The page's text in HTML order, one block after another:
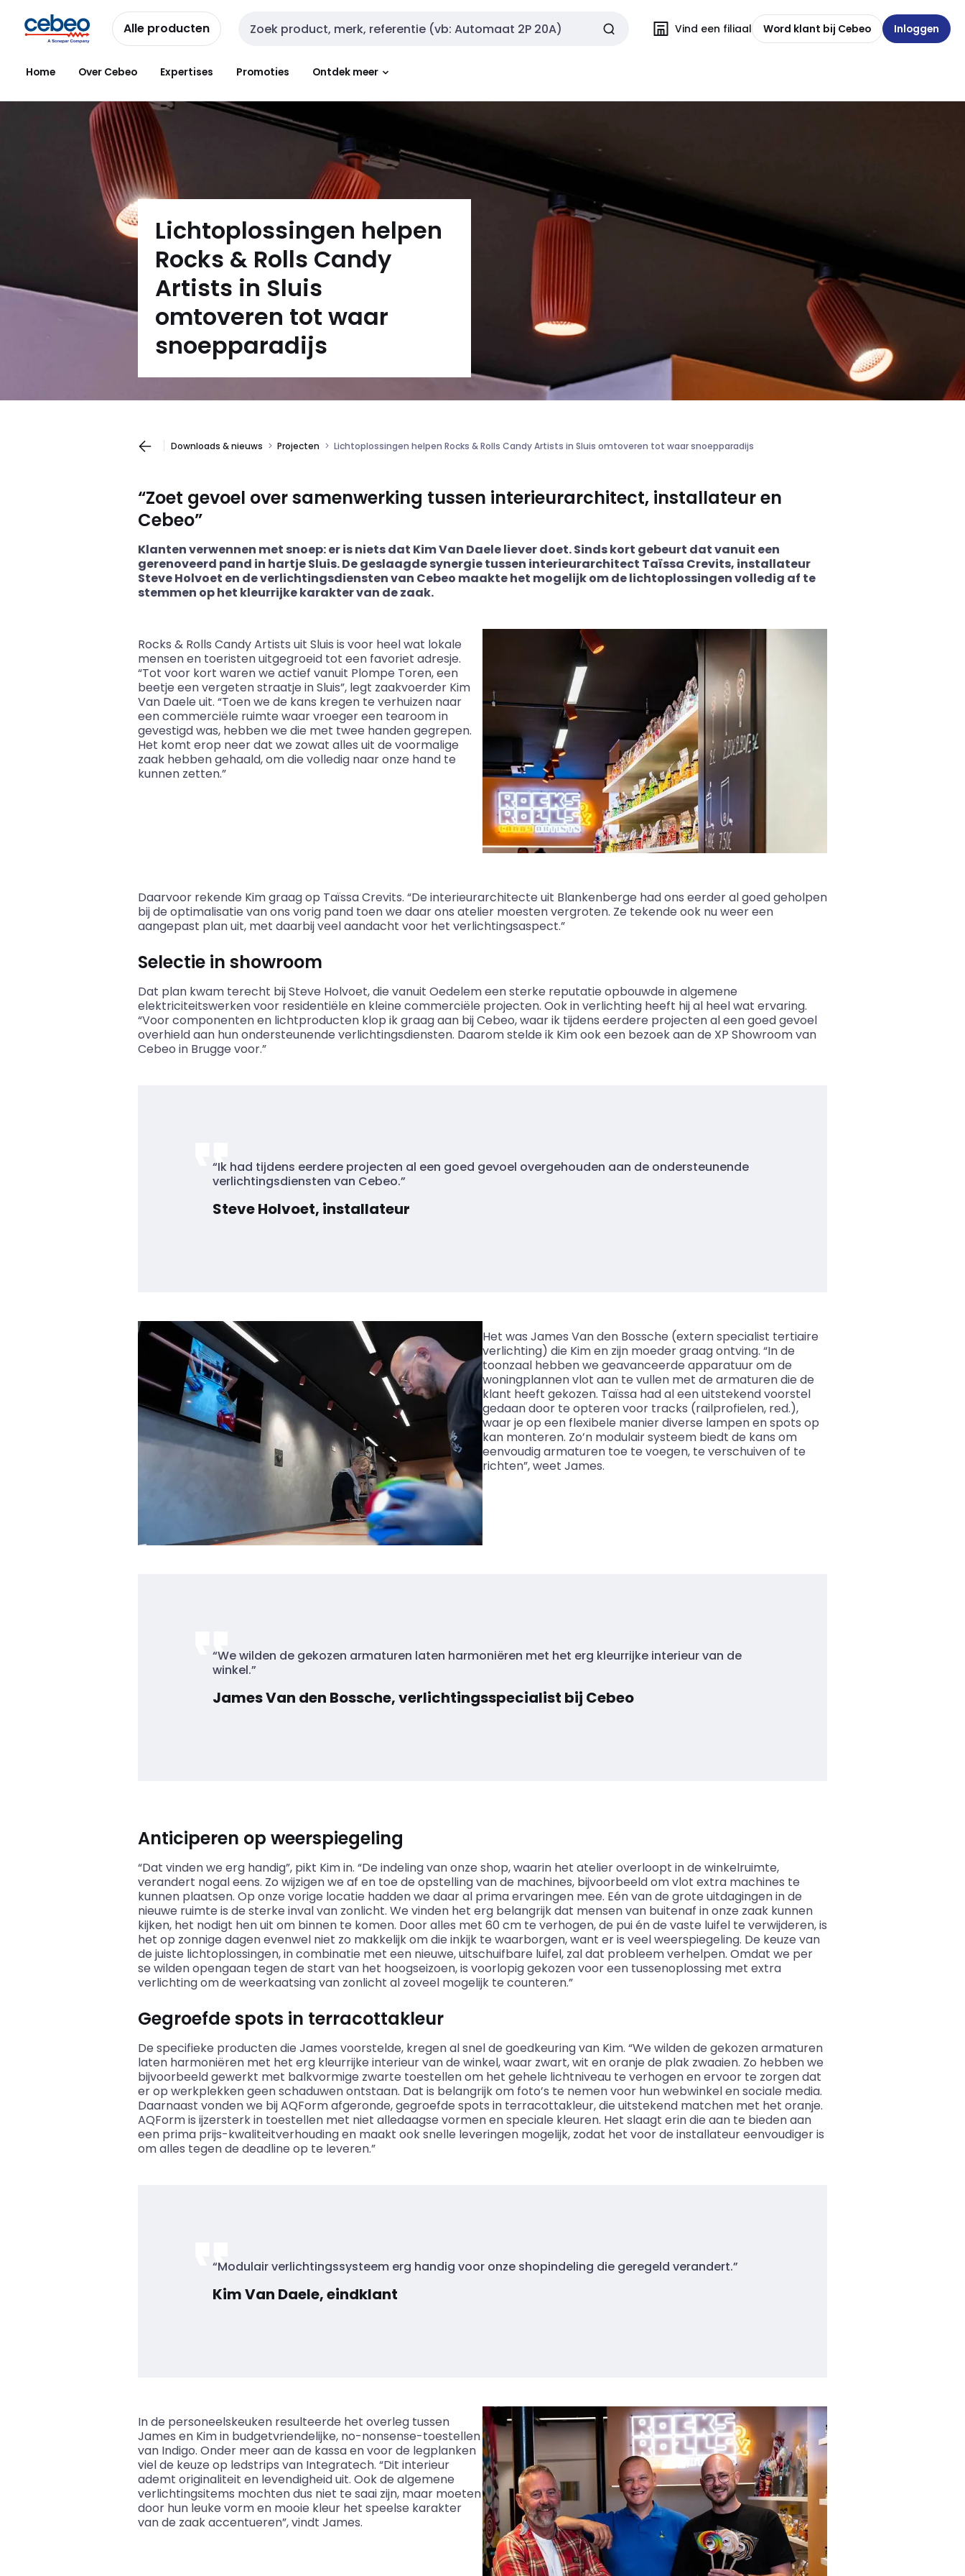
naar
navigatie
naar
inhoud
Alle producten Zoekveld invoer Vind een filiaal Word klant bij Cebeo Inloggen
Home Over Cebeo Expertises Promoties Ontdek meer
Lichtoplossingen helpen
Rocks & Rolls Candy
Artists in Sluis
omtoveren tot waar
snoepparadijs
Downloads & nieuws Projecten Lichtoplossingen helpen Rocks & Rolls Candy Artists in Sluis omtoveren tot waar snoepparadijs
“Zoet gevoel over samenwerking tussen interieurarchitect, installateur en
Cebeo”
Klanten verwennen met snoep: er is niets dat Kim Van Daele liever doet. Sinds kort gebeurt dat vanuit een
gerenoveerd pand in hartje Sluis. De geslaagde synergie tussen interieurarchitect Taïssa Crevits, installateur
SteveHolvoet en de verlichtingsdiensten van Cebeo maakte het mogelijk om de lichtoplossingen volledig af te
stemmen op het kleurrijke karakter van de zaak.
Rocks & Rolls CandyArtists uit Sluis is voor heel wat lokale
mensen en toeristen uitgegroeid tot een favoriet adresje.
“Tot voor kort waren we actief vanuit Plompe Toren, een
beetje een vergeten straatje in Sluis”, legt zaakvoerder Kim
Van Daele uit. “Toen we de kans kregen te verhuizen naar
een commerciële ruimte waar vroeger een tearoom in
gevestigd was, hebben we die met twee handen gegrepen.
Het komt erop neer dat we zowat alles uit de voormalige
zaak hebben gehaald, om die volledig naar onze hand te
kunnen zetten.”
Daarvoor rekende Kim graag op TaïssaCrevits. “De interieurarchitecte uit Blankenberge had ons eerder al goed geholpen
bij de optimalisatie van ons vorig pand toen we daar ons atelier moesten vergroten. Ze tekende ook nu weer een
aangepast plan uit, met daarbij veel aandacht voor het verlichtingsaspect.”
Selectie in showroom
Dat plan kwam terecht bij Steve Holvoet, die vanuit Oedelemeen sterke reputatie opbouwde in algemene
elektriciteitswerken voor residentiële en kleine commerciële projecten. Ook in verlichting heeft hij al heel wat ervaring.
“Voor componenten en lichtproducten klop ik graag aan bijCebeo, waar ik tijdens eerdere projecten al een goed gevoel
overhield aan hun ondersteunende verlichtingsdiensten. Daarom stelde ik Kim ook een bezoek aan de XP Showroom van
Cebeo in Brugge voor.”
“Ik had tijdens eerdere projecten al een goed gevoel overgehouden aan de ondersteunende
verlichtingsdiensten van Cebeo.”
Steve Holvoet, installateur
Het was James Van den Bossche (extern specialist tertiaire
verlichting) die Kim en zijn moeder graag ontving. “In de
toonzaal hebben we geavanceerde apparatuur om de
woningplannen vlot aan te vullen met de armaturen die de
klant heeft gekozen. Taïssa had al een uitstekend voorstel
gedaan door te opteren voor tracks (railprofielen, red.),
waar je op een flexibele manier diverse lampen en spots op
kan monteren. Zo’n modulair systeem biedt de kans om
eenvoudig armaturen toe te voegen, te verschuiven of te
richten”, weet James.
“We wilden de gekozen armaturen laten harmoniëren met het erg kleurrijke interieur van de
winkel.”
James Van den Bossche, verlichtingsspecialist bij Cebeo
Anticiperen op weerspiegeling
“Dat vinden we erg handig”, pikt Kim in. “De indeling van onze shop, waarin het atelier overloopt in de winkelruimte,
verandert nogal eens. Zo wijzigen we af en toe de opstelling van de machines, bijvoorbeeld om vlot extra machines te
kunnen plaatsen. Op onze vorige locatie hadden we daar al prima ervaringen mee. Eén van de grote uitdagingen in de
nieuwe ruimte is de sterke inval van zonlicht. We vinden het erg belangrijk dat mensen van buitenaf in onze zaak kunnen
kijken, het nodigt hen uit om binnen te komen. Door alles met 60 cm te verhogen, de pui én de vaste luifel te verwijderen, is
het op zonnige dagen evenwel niet zo makkelijk om die inkijk te waarborgen, want er is veel weerspiegeling. De keuze van
de juiste lichtoplossingen, in combinatie met een nieuwe, uitschuifbare luifel, zal dat probleem verhelpen. Omdat we per
se wilden opengaan tegen de start van het hoogseizoen, is voorlopig gekozen voor een tussenoplossing met extra
verlichting om de weerkaatsing van zonlicht al zoveel mogelijk te counteren.”
Gegroefde spots in terracottakleur
De specifieke producten die James voorstelde, kregen al snel de goedkeuring van Kim. “We wilden de gekozen armaturen
laten harmoniëren met het erg kleurrijke interieur van de winkel, waar zwart, wit en oranje de plak zwaaien. Zo hebben we
bijvoorbeeld gewerkt met balkvormige zwarte toestellen om het gehele lichtniveau te verhogen en ervoor te zorgen dat
er op werkplekken geen schaduwen ontstaan. Dat is belangrijk om foto’s te nemen voor hun webwinkel en sociale media.
Daarnaast vonden we bijAQFormafgeronde, gegroefde spots in terracottakleur, die uitstekend matchen met het oranje.
AQFormis ijzersterk in toestellen met niet alledaagse vormen en speciale kleuren. Het slaagt erin die aan te bieden aan
een prima prijs-kwaliteitverhouding en maakt ook snelle leveringen mogelijk, zodat het voor de installateur eenvoudiger is
om alles tegen de deadline op te leveren.”
“Modulair verlichtingssysteem erg handig voor onze shopindeling die geregeld verandert.”
Kim Van Daele, eindklant
In de personeelskeuken resulteerde het overleg tussen
James en Kim in budgetvriendelijke, no-nonsense-toestellen
van Indigo. Onder meer aan de kassa en voor de legplanken
viel de keuze op ledstrips van Integratech. “Dit interieur
ademt originaliteit en levendigheid uit. Ook de algemene
verlichtingsitems mochten dus niet te saai zijn, maar moeten
door hun leuke vorm en mooie kleur het speelse karakter
van de zaak accentueren”, vindt James.